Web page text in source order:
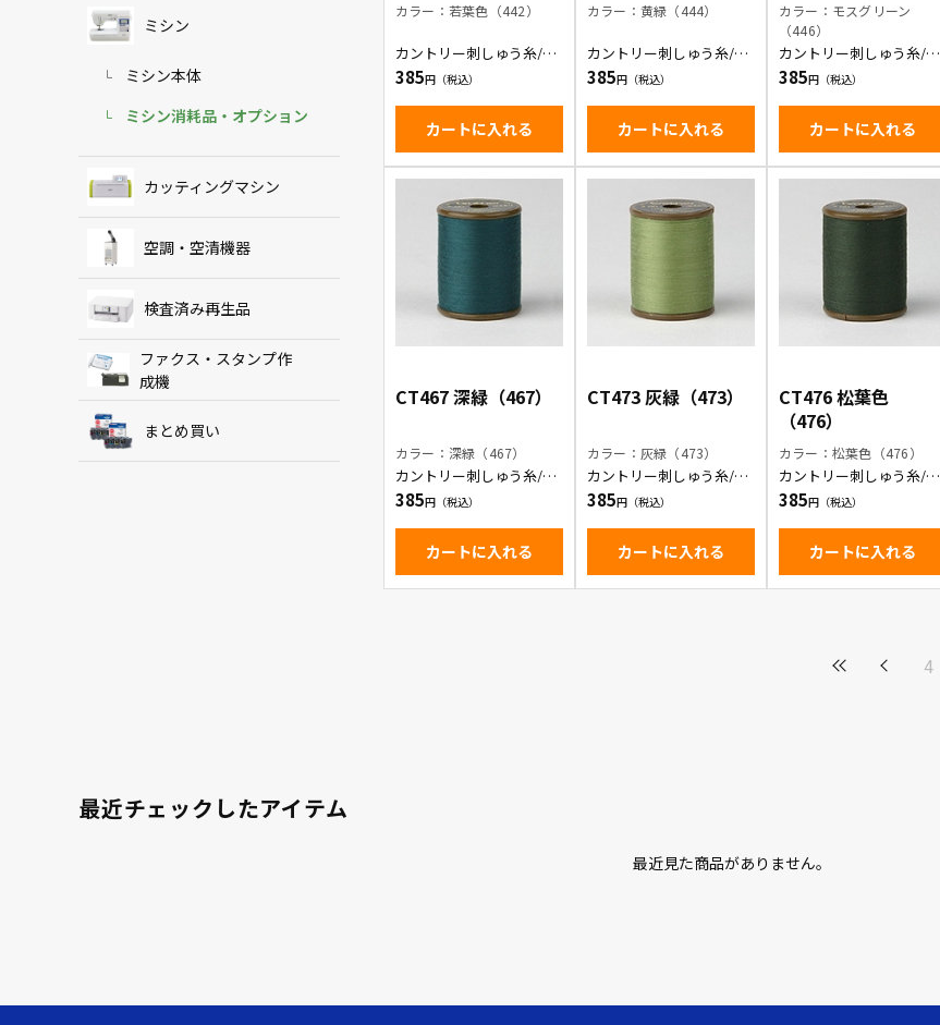
ミシン
ミシン本体
ミシン消耗品・オプション
カッティングマシン
空調・空清機器
検査済み再生品
ファクス・スタンプ作
成機
まとめ買い
カラー：若葉色（442）
カントリー刺しゅう糸/若
葉色
385
カートに入れる
カラー：黄緑（444）
カントリー刺しゅう糸/黄
緑
385
カートに入れる
カラー：モスグリーン
（446）
カントリー刺しゅう糸/モ
スグリーン
385
カートに入れる
CT467 深緑（467）
カラー：深緑（467）
カントリー刺しゅう糸/深
緑
385
カートに入れる
CT473 灰緑（473）
カラー：灰緑（473）
カントリー刺しゅう糸/灰
緑
385
カートに入れる
CT476 松葉色
（476）
カラー：松葉色（476）
カントリー刺しゅう糸/松
葉色
385
カートに入れる
4
最近チェックしたアイテム
最近見た商品がありません。